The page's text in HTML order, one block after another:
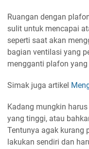
Ruangan dengan
sulit untuk mencapai
seperti saat akan
bagian ventilasi yang
mengganti plafon
Simak juga artikel
Kadang mungkin
yang tinggi, atau
Tentunya agak kurang
lakukan sendiri dan